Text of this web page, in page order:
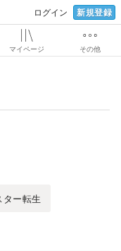
ログイン 新規登録
マイページ その他
ター転生